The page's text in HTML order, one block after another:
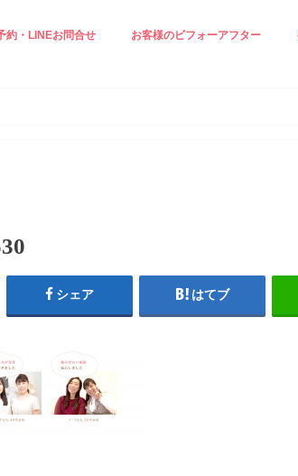
約・LINEお問合せ お客様のビフォーアフター
シェア はてブ